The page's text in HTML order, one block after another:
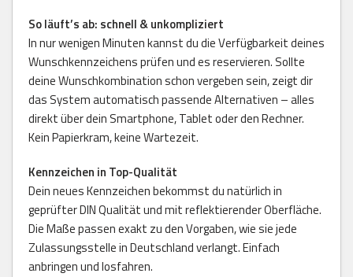
So läuft’s ab: schnell & unkompliziert
In nur wenigen Minuten kannst du die Verfügbarkeit deines
Wunschkennzeichens prüfen und es reservieren. Sollte
deine Wunschkombination schon vergeben sein, zeigt dir
das System automatisch passende Alternativen – alles
direkt über dein Smartphone, Tablet oder den Rechner.
Kein Papierkram, keine Wartezeit.
Kennzeichen in Top-Qualität
Dein neues Kennzeichen bekommst du natürlich in
geprüfter DIN Qualität und mit reflektierender Oberfläche.
Die Maße passen exakt zu den Vorgaben, wie sie jede
Zulassungsstelle in Deutschland verlangt. Einfach
anbringen und losfahren.